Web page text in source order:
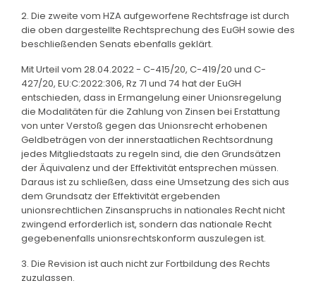
2. Die zweite vom HZA aufgeworfene Rechtsfrage ist durch
die oben dargestellte Rechtsprechung des EuGH sowie des
beschließenden Senats ebenfalls geklärt.
Mit Urteil vom 28.04.2022 - C-415/20, C-419/20 und C-
427/20, EU:C:2022:306, Rz 71 und 74 hat der EuGH
entschieden, dass in Ermangelung einer Unionsregelung
die Modalitäten für die Zahlung von Zinsen bei Erstattung
von unter Verstoß gegen das Unionsrecht erhobenen
Geldbeträgen von der innerstaatlichen Rechtsordnung
jedes Mitgliedstaats zu regeln sind, die den Grundsätzen
der Äquivalenz und der Effektivität entsprechen müssen.
Daraus ist zu schließen, dass eine Umsetzung des sich aus
dem Grundsatz der Effektivität ergebenden
unionsrechtlichen Zinsanspruchs in nationales Recht nicht
zwingend erforderlich ist, sondern das nationale Recht
gegebenenfalls unionsrechtskonform auszulegen ist.
3. Die Revision ist auch nicht zur Fortbildung des Rechts
zuzulassen.